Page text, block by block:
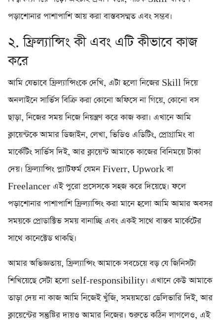
পড়াশোনার পাশাপাশি আয় করা বাস্তবসম্মত এবং সম্ভব।
২. ফ্রিল্যান্সিং কী এবং এটি কীভাবে কাজ
করে
আমি যেভাবে ফ্রিল্যান্সিংকে দেখি, এটা হলো নিজের Skill দিয়ে
অনলাইনে সার্ভিস বিক্রি করা কোনো অফিসে না গিয়ে, কোনো বস
ছাড়া, নিজের সময় নিজে নিয়ন্ত্রণ করে কাজ করা। এখানে আমি
ক্লায়েন্টকে আমার ডিজাইন, লেখা, ভিডিও এডিটিং, প্রোগ্রামিং বা
মার্কেটিং সার্ভিস দিই, আর ক্লায়েন্ট আমাকে কাজের বিনিময়ে টাকা
দেয়। ফ্রিল্যান্সিং প্ল্যাটফর্ম যেমন Fiverr, Upwork বা
Freelancer এই পুরো প্রসেসকে সহজ করে দিয়েছে। ফলে
পড়াশোনার পাশাপাশি ফ্রিল্যান্সিং করা মানে হলো আমি আমার অবসর
সময়কে প্রোডাক্টিভ সময় বানাচ্ছি এবং একই সাথে বাস্তব মার্কেটের
সাথে কানেক্টেড থাকছি।
আমার অভিজ্ঞতায়, ফ্রিল্যান্সিং আমাকে সবচেয়ে বড় যে জিনিসটা
শিখিয়েছে সেটা হলো self-responsibility। এখানে কেউ আমাকে
তাড়া দেয় না কাজ আমি নিজেই খুঁজি, সময়মতো ডেলিভারি দিই, আর
ক্লায়েন্টের সন্তুষ্টির দায়ও আমার নিজের। শুরুতে কঠিন লাগলেও, এই